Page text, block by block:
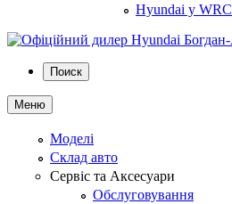
Hyundai у WRC
Поиск
Меню
Моделі
Склад авто
Сервіс та Аксесуари
Обслуговування